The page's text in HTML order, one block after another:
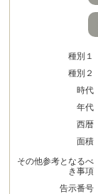
種別１
種別２
時代
年代
西暦
面積
その他参考となるべ
き事項
告示番号